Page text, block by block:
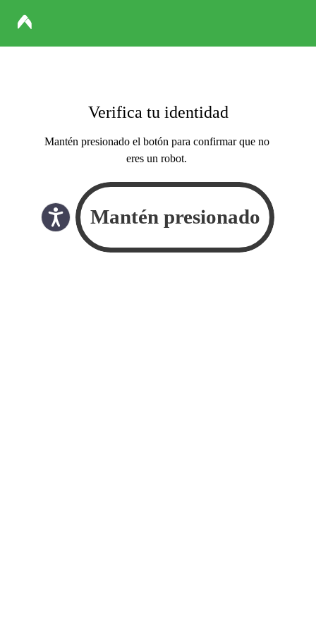
Verifica tu identidad
Mantén presionado el botón para confirmar que no
eres un robot.